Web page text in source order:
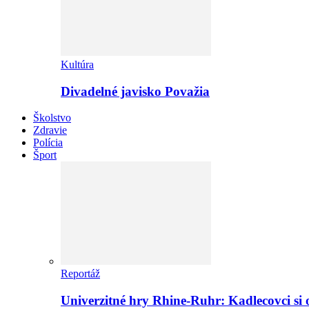
Kultúra
Divadelné javisko Považia
Školstvo
Zdravie
Polícia
Šport
Reportáž
Univerzitné hry Rhine-Ruhr: Kadlecovci si